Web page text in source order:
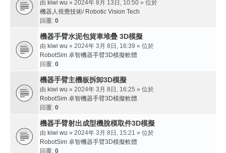
由 kiwi wu » 2024年 8月 13日, 10:50 » 位於
機器人視覺技術/ Robotic Vision Tech
回覆: 0
機器手臂水泥包貨車堆疊 3D模擬
由 kiwi wu » 2024年 3月 8日, 16:39 » 位於
RobotSim 卓智機器手臂3D模擬軟體
回覆: 0
機器手臂主機板拆卸3D模擬
由 kiwi wu » 2024年 3月 8日, 16:25 » 位於
RobotSim 卓智機器手臂3D模擬軟體
回覆: 0
機器手臂射出成型機脫模取件3D模擬
由 kiwi wu » 2024年 3月 8日, 15:21 » 位於
RobotSim 卓智機器手臂3D模擬軟體
回覆: 0